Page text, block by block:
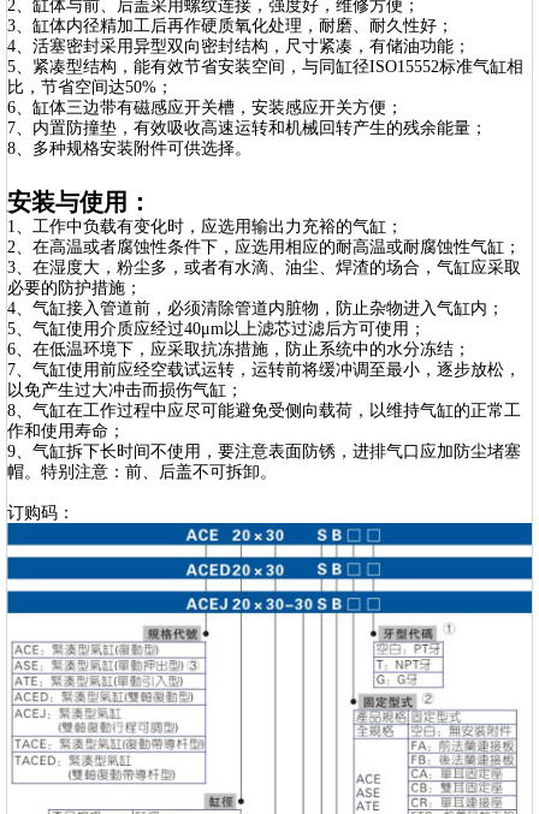
2、缸体与前、后盖采用螺纹连接，强度好，维修方便；
3、缸体内径精加工后再作硬质氧化处理，耐磨、耐久性好；
4、活塞密封采用异型双向密封结构，尺寸紧凑，有储油功能；
5、紧凑型结构，能有效节省安装空间，与同缸径ISO15552标准气缸相
比，节省空间达50%；
6、缸体三边带有磁感应开关槽，安装感应开关方便；
7、内置防撞垫，有效吸收高速运转和机械回转产生的残余能量；
8、多种规格安装附件可供选择。
安装与使用：
1、工作中负载有变化时，应选用输出力充裕的气缸；
2、在高温或者腐蚀性条件下，应选用相应的耐高温或耐腐蚀性气缸；
3、在湿度大，粉尘多，或者有水滴、油尘、焊渣的场合，气缸应采取
必要的防护措施；
4、气缸接入管道前，必须清除管道内脏物，防止杂物进入气缸内；
5、气缸使用介质应经过40μm以上滤芯过滤后方可使用；
6、在低温环境下，应采取抗冻措施，防止系统中的水分冻结；
7、气缸使用前应经空载试运转，运转前将缓冲调至最小，逐步放松，
以免产生过大冲击而损伤气缸；
8、气缸在工作过程中应尽可能避免受侧向载荷，以维持气缸的正常工
作和使用寿命；
9、气缸拆下长时间不使用，要注意表面防锈，进排气口应加防尘堵塞
帽。特别注意：前、后盖不可拆卸。
订购码：